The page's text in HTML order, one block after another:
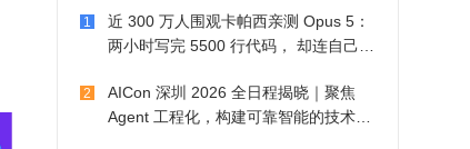
1
近 300 万人围观卡帕西亲测 Opus 5：
两小时写完 5500 行代码， 却连自己写
2
AICon 深圳 2026 全日程揭晓｜聚焦
Agent 工程化，构建可靠智能的技术路